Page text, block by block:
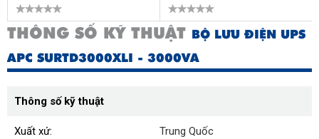
THÔNG SỐ KỸ THUẬT BỘ LƯU ĐIỆN UPS
APC SURTD3000XLI - 3000VA
Thông số kỹ thuật
Xuất xứ: Trung Quốc